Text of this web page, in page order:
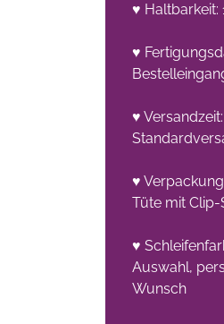
♥ Haltbarkeit:
♥
♥
♥
Tüte mit Clip-
♥
Auswahl,
Wunsch